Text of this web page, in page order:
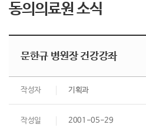
동의의료원 소식
문한규 병원장 건강강좌
작성자 기획과
작성일 2001-05-29